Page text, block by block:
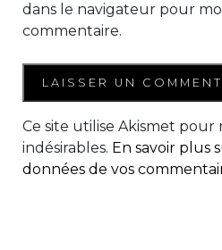
dans le navigateur pour
commentaire.
Ce site utilise Akismet pour
indésirables. En savoir plus
données de vos